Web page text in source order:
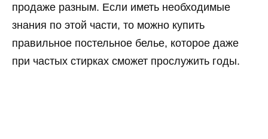
продаже разным. Если иметь необходимые
знания по этой части, то можно купить
правильное постельное белье, которое даже
при частых стирках сможет прослужить годы.